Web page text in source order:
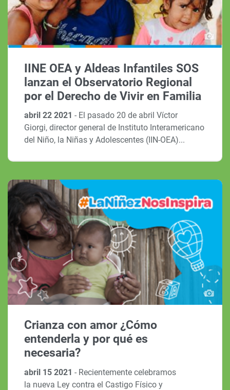
IINE OEA y Aldeas Infantiles SOS
lanzan el Observatorio Regional
por el Derecho de Vivir en Familia
abril 22 2021- El pasado 20 de abril Víctor
Giorgi, director general de Instituto Interamericano
del Niño, la Niñas y Adolescentes (IIN-OEA)...
Crianza con amor ¿Cómo
entenderla y por qué es
necesaria?
abril 15 2021- Recientemente celebramos
la nueva Ley contra el Castigo Físico y